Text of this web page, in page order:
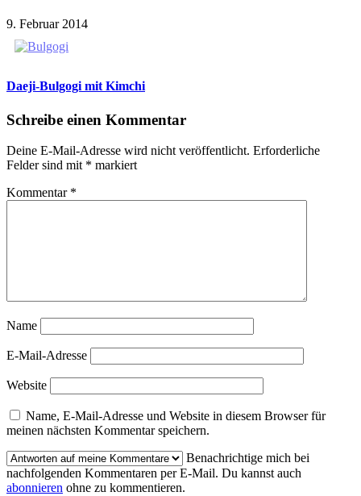
9. Februar 2014
Daeji-Bulgogi mit Kimchi
Schreibe einen Kommentar
Deine E-Mail-Adresse wird nicht veröffentlicht. Erforderliche
Felder sind mit * markiert
Kommentar *
Name
E-Mail-Adresse
Website
Name, E-Mail-Adresse und Website in diesem Browser für
meinen nächsten Kommentar speichern.
Benachrichtige mich bei
nachfolgenden Kommentaren per E-Mail. Du kannst auch
abonnieren ohne zu kommentieren.